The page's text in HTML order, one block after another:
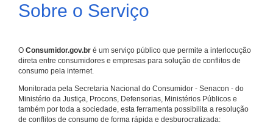
Sobre o Serviço
O Consumidor.gov.br é um serviço público que permite a interlocução
direta entre consumidores e empresas para solução de conflitos de
consumo pela internet.
Monitorada pela Secretaria Nacional do Consumidor - Senacon - do
Ministério da Justiça, Procons, Defensorias, Ministérios Públicos e
também por toda a sociedade, esta ferramenta possibilita a resolução
de conflitos de consumo de forma rápida e desburocratizada: